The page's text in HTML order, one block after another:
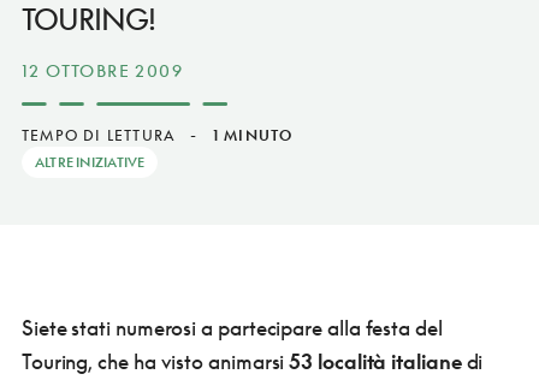
TOURING!
12 OTTOBRE 2009
TEMPO DI LETTURA - 1 MINUTO
ALTRE INIZIATIVE
Siete stati numerosi a partecipare alla festa del
Touring, che ha visto animarsi53 località italianedi